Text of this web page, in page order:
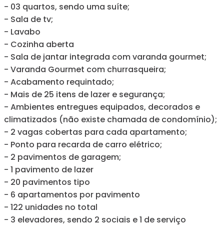
- 03 quartos, sendo uma suíte;
- Sala de tv;
- Lavabo
- Cozinha aberta
- Sala de jantar integrada com varanda gourmet;
- Varanda Gourmet com churrasqueira;
- Acabamento requintado;
- Mais de 25 itens de lazer e segurança;
- Ambientes entregues equipados, decorados e
climatizados (não existe chamada de condomínio);
- 2 vagas cobertas para cada apartamento;
- Ponto para recarda de carro elétrico;
- 2 pavimentos de garagem;
- 1 pavimento de lazer
- 20 pavimentos tipo
- 6 apartamentos por pavimento
- 122 unidades no total
- 3 elevadores, sendo 2 sociais e 1 de serviço